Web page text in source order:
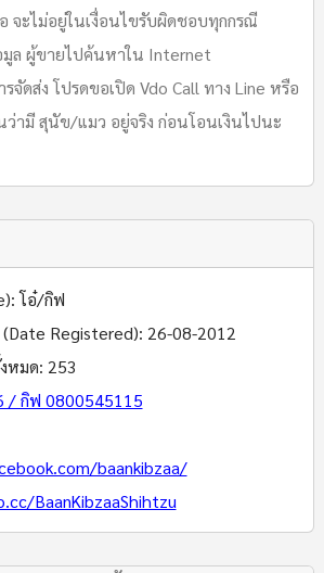
จะไม่อยู่ในเงื่อนไขรับผิดชอบทุกกรณี
ล ผู้ขายไปค้นหาใน Internet
จัดส่ง โปรดขอเปิด Vdo Call ทาง Line หรือ
ามี สุนัข/แมว อยู่จริง ก่อนโอนเงินไปนะ
โอ๋/กิฟ
Registered): 26-08-2012
หมด: 253
/ กิฟ 0800545115
baankibzaa/
BaanKibzaaShihtzu